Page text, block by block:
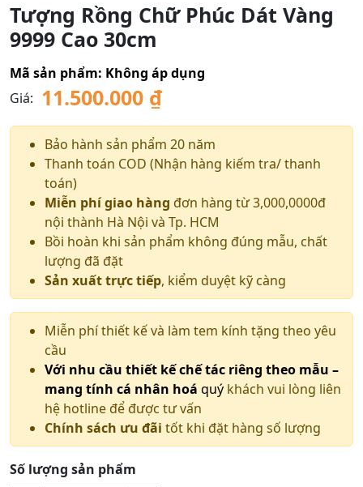
Tượng Rồng Chữ Phúc Dát Vàng
9999 Cao 30cm
Mã sản phẩm: Không áp dụng
Giá: 11.500.000 ₫
Bảo hành sản phẩm 20 năm
Thanh toán COD (Nhận hàng kiếm tra/ thanh
toán)
Miễn phí giao hàng đơn hàng từ 3,000,0000đ
nội thành Hà Nội và Tp. HCM
Bồi hoàn khi sản phẩm không đúng mẫu, chất
lượng đã đặt
Sản xuất trực tiếp, kiểm duyệt kỹ càng
Miễn phí thiết kế và làm tem kính tặng theo yêu
cầu
Với nhu cầu thiết kế chế tác riêng theo mẫu –
mang tính cá nhân hoá quý khách vui lòng liên
hệ hotline để được tư vấn
Chính sách ưu đãi tốt khi đặt hàng số lượng
Số lượng sản phẩm